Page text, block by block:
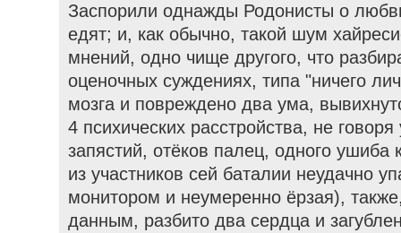
Заспорили однажды Родонисты о
едят; и, как обычно, такой шум
мнений, одно чище другого, что
оценочных суждениях, типа "ничего
мозга и повреждено два ума,
4 психических расстройства, не
запястий, отёков палец, одного ушиба
из участников сей баталии неудачно
монитором и неумеренно ёрзая),
данным, разбито два сердца и